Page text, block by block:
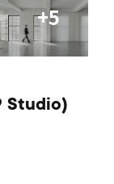
Studio)
+5